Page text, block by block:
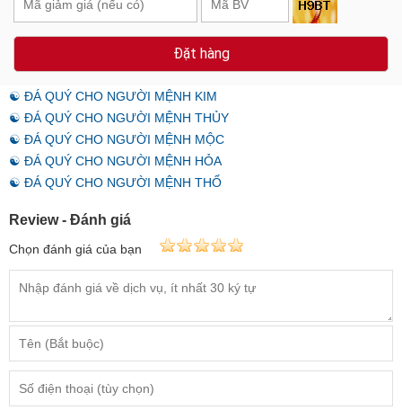
Đặt hàng
☯ ĐÁ QUÝ CHO NGƯỜI MỆNH KIM
☯ ĐÁ QUÝ CHO NGƯỜI MỆNH THỦY
☯ ĐÁ QUÝ CHO NGƯỜI MỆNH MỘC
☯ ĐÁ QUÝ CHO NGƯỜI MỆNH HỎA
☯ ĐÁ QUÝ CHO NGƯỜI MỆNH THỔ
Review - Đánh giá
Chọn đánh giá của bạn